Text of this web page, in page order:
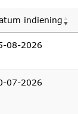
indiening
08-2026
07-2026